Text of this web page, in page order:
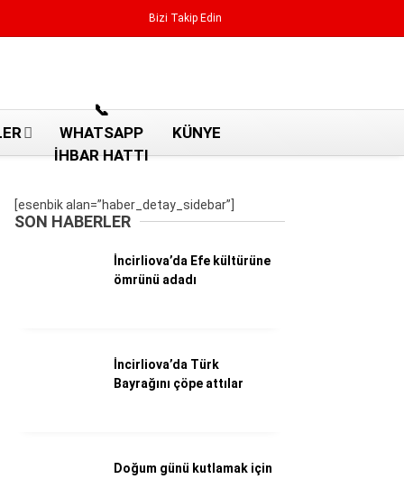
Aydın Haberleri
Aydın nöbetçi eczaneler
İletişim
Bizi Takip Edin
📞
WHATSAPP
İHBAR HATTI
KÜNYE
[esenbik alan=”haber_detay_sidebar”]
SON HABERLER
İncirliova’da Efe kültürüne
ömrünü adadı
İncirliova’da Türk
Bayrağını çöpe attılar
Doğum günü kutlamak için